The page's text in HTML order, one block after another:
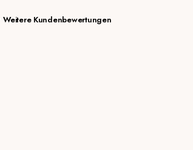
Weitere Kundenbewertungen